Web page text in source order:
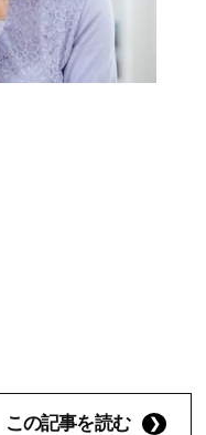
この記事を読む